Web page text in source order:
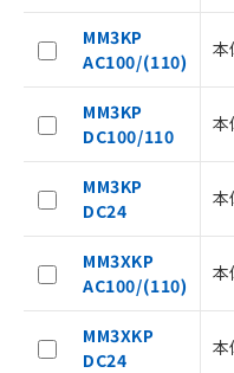
MM3KP
AC100/(110)
本
MM3KP
DC100/110
本
MM3KP
DC24
本
MM3XKP
AC100/(110)
本
MM3XKP
DC24
本
たはお
機器
認くだ
空
白
受注
情報を
ください。
在庫状況お
事前の承諾
示しないよ
マイパーツ
ビス）をご
メンバーズ
あります。
登録された
および当社
品・サービ
引・商談に
をご了承く